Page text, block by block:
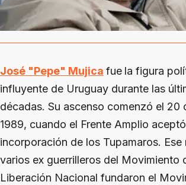
José "Pepe" Mujica fue la figura
influyente de Uruguay durante las
décadas. Su ascenso comenzó el 20
1989, cuando el Frente Amplio
incorporación de los Tupamaros. Ese
varios ex guerrilleros del Movimiento
Liberación Nacional fundaron el